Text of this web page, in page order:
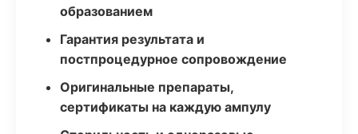
образованием
Гарантия результата и
постпроцедурное сопровождение
Оригинальные препараты,
сертификаты на каждую ампулу